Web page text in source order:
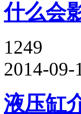
什么会
1249
2014-09-
液压缸